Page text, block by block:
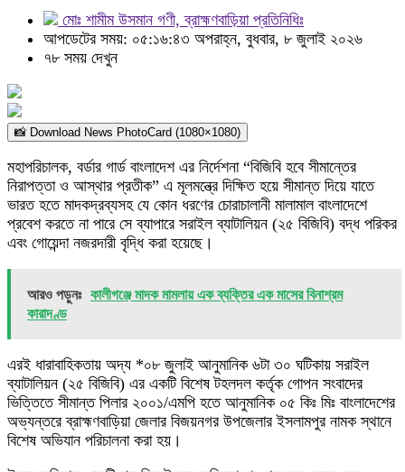
মোঃ শামীম উসমান গণী, ব্রাহ্মণবাড়িয়া প্রতিনিধিঃ
আপডেটের সময়: ০৫:১৬:৪৩ অপরাহ্ন, বুধবার, ৮ জুলাই ২০২৬
৭৮ সময় দেখুন
📸 Download News PhotoCard (1080×1080)
মহাপরিচালক, বর্ডার গার্ড বাংলাদেশ এর নির্দেশনা “বিজিবি হবে সীমান্তের
নিরাপত্তা ও আস্থার প্রতীক” এ মূলমন্ত্রে দিক্ষিত হয়ে সীমান্ত দিয়ে যাতে
ভারত হতে মাদকদ্রব্যসহ যে কোন ধরণের চোরাচালানী মালামাল বাংলাদেশে
প্রবেশ করতে না পারে সে ব্যাপারে সরাইল ব্যাটালিয়ন (২৫ বিজিবি) বদ্ধ পরিকর
এবং গোয়েন্দা নজরদারী বৃদ্ধি করা হয়েছে।
আরও পড়ুনঃ কালীগঞ্জে মাদক মামলায় এক ব্যক্তির এক মাসের বিনাশ্রম
কারাদণ্ড
এরই ধারাবাহিকতায় অদ্য *০৮ জুলাই আনুমানিক ৬টা ৩০ ঘটিকায় সরাইল
ব্যাটালিয়ন (২৫ বিজিবি) এর একটি বিশেষ টহলদল কর্তৃক গোপন সংবাদের
ভিত্তিতে সীমান্ত পিলার ২০০১/এমপি হতে আনুমানিক ০৫ কিঃ মিঃ বাংলাদেশের
অভ্যন্তরে ব্রাহ্মণবাড়িয়া জেলার বিজয়নগর উপজেলার ইসলামপুর নামক স্থানে
বিশেষ অভিযান পরিচালনা করা হয়।